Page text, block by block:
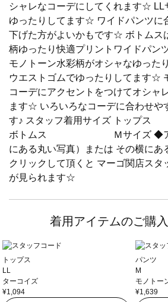
シャレなコーデにしてくれます☆ LL
ゆったりしてます☆ ワイドパンツに
下げた方がよいかもです☆ ボトム
柄ゆったり快適プリントワイドパ
モノトーン水彩柄がオシャなゆった
ウエストゴムでゆったりしてます☆
コーデにアクセントをつけてオシャ
ます☆ いろいろなコーデに合わせや
す♪ スタッフ着用サイズ ト
ボトムス Ｍサイズ ◆アイ
にある丸い写真）または その横にあ
クリックして頂くと マーゴ関店スタ
が見られます☆
着用アイテムのご購
トップス
LL
ターコイズ
¥1,094
パンツ
M
モノトー
¥1,639